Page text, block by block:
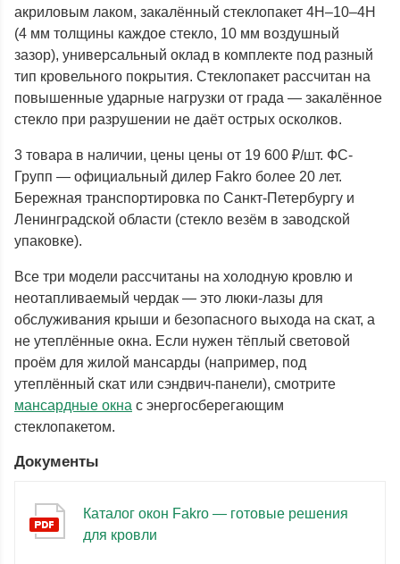
акриловым лаком, закалённый стеклопакет 4H–10–4H
(4 мм толщины каждое стекло, 10 мм воздушный
зазор), универсальный оклад в комплекте под разный
тип кровельного покрытия. Стеклопакет рассчитан на
повышенные ударные нагрузки от града — закалённое
стекло при разрушении не даёт острых осколков.
3 товара в наличии, цены цены от 19 600 ₽/шт. ФС-
Групп — официальный дилер Fakro более 20 лет.
Бережная транспортировка по Санкт-Петербургу и
Ленинградской области (стекло везём в заводской
упаковке).
Все три модели рассчитаны на холодную кровлю и
неотапливаемый чердак — это люки-лазы для
обслуживания крыши и безопасного выхода на скат, а
не утеплённые окна. Если нужен тёплый световой
проём для жилой мансарды (например, под
утеплённый скат или сэндвич-панели), смотрите
мансардные окна с энергосберегающим
стеклопакетом.
Документы
Каталог окон Fakro — готовые решения
для кровли